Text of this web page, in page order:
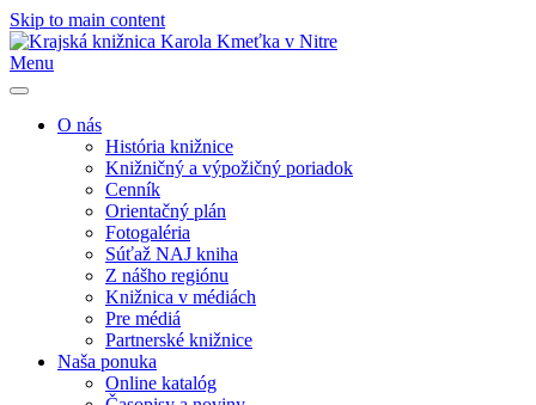
Skip to main content
Menu
O nás
História knižnice
Knižničný a výpožičný poriadok
Cenník
Orientačný plán
Fotogaléria
Súťaž NAJ kniha
Z nášho regiónu
Knižnica v médiách
Pre médiá
Partnerské knižnice
Naša ponuka
Online katalóg